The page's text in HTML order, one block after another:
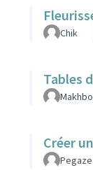
Chik
Tables
Créer
Pegaze